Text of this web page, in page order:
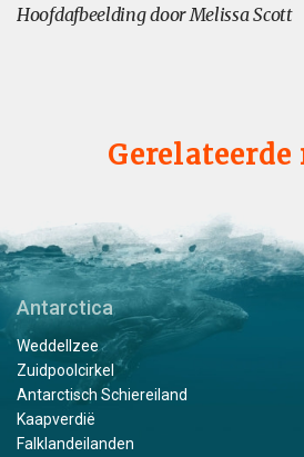
Hoofdafbeelding door Melissa Scott
Gerelateerde
Antarctica
Weddellzee
Zuidpoolcirkel
Antarctisch Schiereiland
Kaapverdië
Falklandeilanden